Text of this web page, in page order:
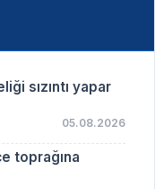
sızıntı yapar
05.08.2026
toprağına